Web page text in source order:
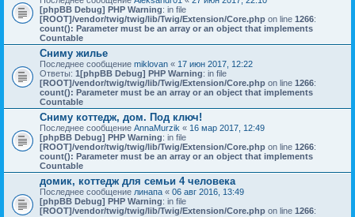
[phpBB Debug] PHP Warning: in file
[ROOT]/vendor/twig/twig/lib/Twig/Extension/Core.php on line 1266:
count(): Parameter must be an array or an object that implements
Countable
Сниму жилье
Последнее сообщение miklovan « 17 июн 2017, 12:22
Ответы: 1[phpBB Debug] PHP Warning: in file
[ROOT]/vendor/twig/twig/lib/Twig/Extension/Core.php on line 1266:
count(): Parameter must be an array or an object that implements
Countable
Сниму коттедж, дом. Под ключ!
Последнее сообщение AnnaMurzik « 16 мар 2017, 12:49
[phpBB Debug] PHP Warning: in file
[ROOT]/vendor/twig/twig/lib/Twig/Extension/Core.php on line 1266:
count(): Parameter must be an array or an object that implements
Countable
домик, коттедж для семьи 4 человека
Последнее сообщение линапа « 06 авг 2016, 13:49
[phpBB Debug] PHP Warning: in file
[ROOT]/vendor/twig/twig/lib/Twig/Extension/Core.php on line 1266: